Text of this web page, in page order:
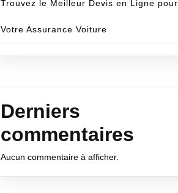
Trouvez le Meilleur Devis en Ligne pour
Votre Assurance Voiture
Derniers
commentaires
Aucun commentaire à afficher.